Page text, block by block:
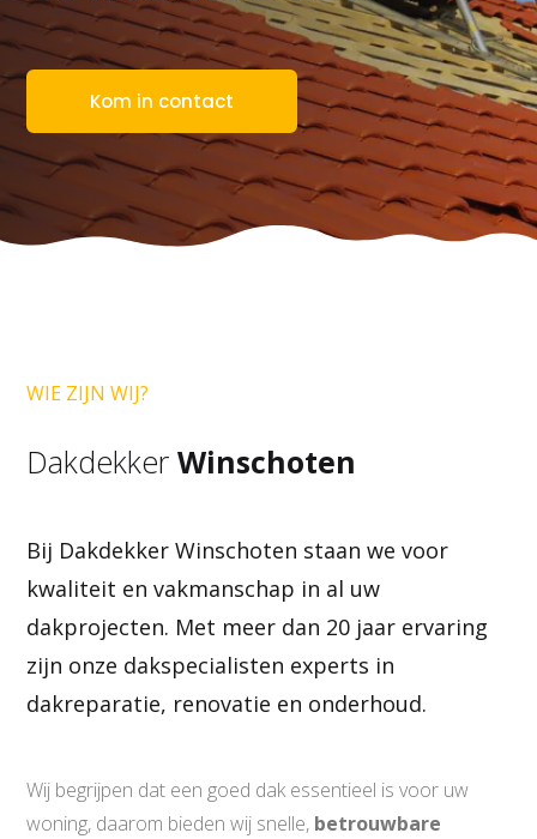
Kom in contact
WIE ZIJN WIJ?
DakdekkerWinschoten
Bij Dakdekker Winschoten staan we voor
kwaliteit en vakmanschap in al uw
dakprojecten. Met meer dan 20 jaar ervaring
zijn onze dakspecialisten experts in
dakreparatie, renovatie en onderhoud.
Wij begrijpen dat een goed dak essentieel is voor uw
woning, daarom bieden wij snelle, betrouwbare